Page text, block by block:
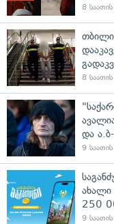
8 საათის
8 საათის
და
9 საათის
ახალი
250
9 საათის